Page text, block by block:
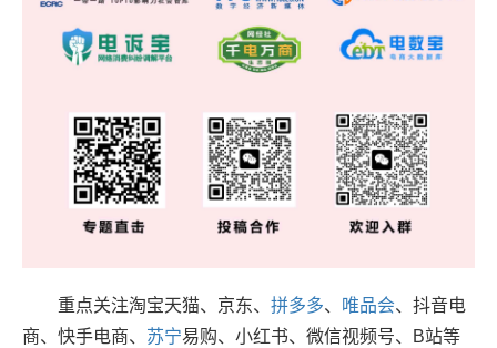
重点关注淘宝天猫、京东、 拼多多、 唯品会、抖音电
商、快手电商、 苏宁易购、小红书、微信视频号、B站等